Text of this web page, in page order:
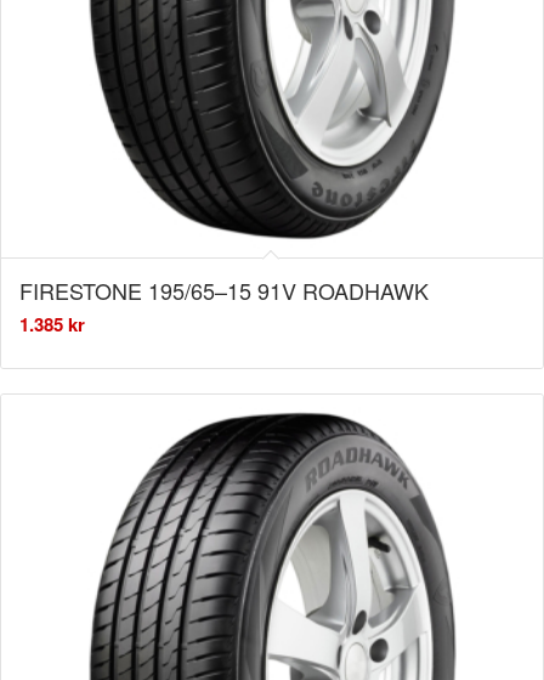
FIRESTONE 195/65–15 91V ROADHAWK
1.385kr